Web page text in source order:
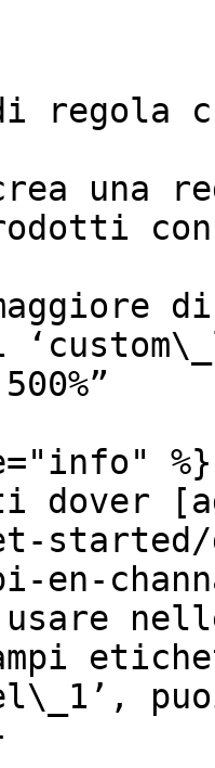
regola
una
con
maggiore
%}
dover
en-
usare